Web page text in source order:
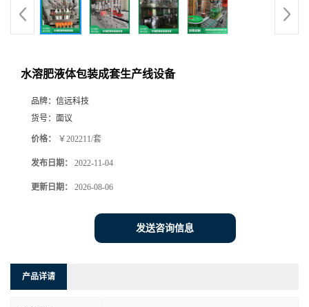
水溶肥液体包装成套生产线设备
品牌： 信远科技
货号： 面议
价格： ￥202211/套
发布日期： 2022-11-04
更新日期： 2026-08-06
发送咨询信息
产品详请